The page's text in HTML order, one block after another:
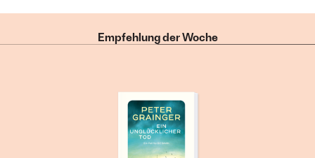
Empfehlung der Woche